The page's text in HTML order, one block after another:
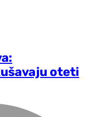
oteti